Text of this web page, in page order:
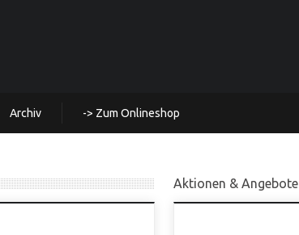
Archiv -> Zum Onlineshop
Aktionen & Angebote